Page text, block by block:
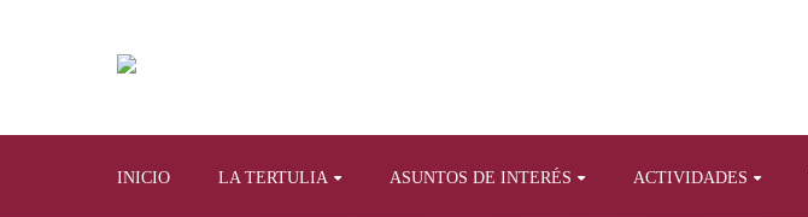
INICIO LA TERTULIA ASUNTOS DE INTERÉS ACTIVIDADES